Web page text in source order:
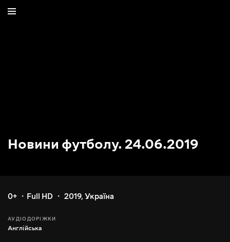
Новини футболу. 24.06.2019
0+ Full HD 2019, Україна
АУДІОДОРІЖКИ
Англійська